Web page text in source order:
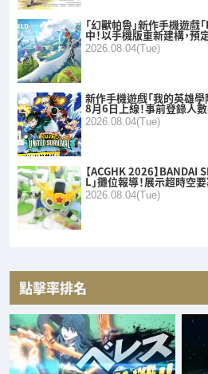
「幻獸帕魯」新作手機遊
中！以手機版重新建構，
2026.08.04(Tue)
新作手機遊戲「我的英雄
8月6日上線！事前登錄人
2026.08.04(Tue)
【ACGHK 2026】BANDAI
L」攤位報導！展示超時空
2026.08.04(Tue)
點擊率排名